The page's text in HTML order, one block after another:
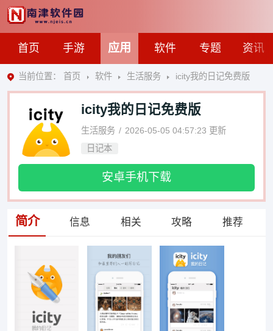
首页 手游 应用 软件 专题 资讯
当前位置： 首页 软件 生活服务 icity我的日记免费版
icity我的日记免费版
生活服务 2026-05-05 04:57:23 更新
日记本
安卓手机下载
简介 信息 相关 攻略 推荐